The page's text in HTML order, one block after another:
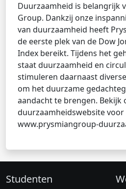
Duurzaamheid is belangrijk
Group. Dankzij onze
van duurzaamheid heeft
de eerste plek van de Dow
Index bereikt. Tijdens het
staat duurzaamheid en
stimuleren daarnaast
om het duurzame
aandacht te brengen. Bekijk
duurzaamheidswebsite
www.prysmiangroup-
Studenten